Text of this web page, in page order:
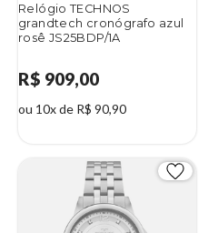
Relógio TECHNOS
grandtech cronógrafo azul
rosê JS25BDP/1A
R$ 909,00
ou 10x de R$ 90,90